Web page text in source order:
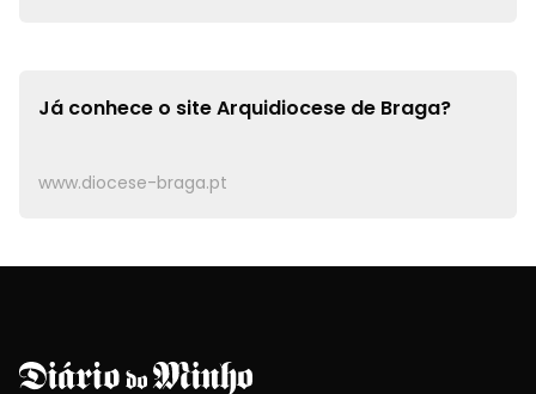
Já conhece o siteArquidiocese de Braga?
www.diocese-braga.pt